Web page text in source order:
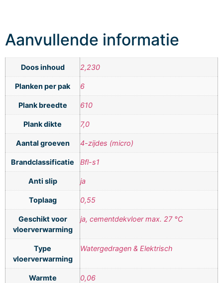
Aanvullende informatie
Doos inhoud 2,230
Planken per pak 6
Plank breedte 610
Plank dikte 7,0
Aantal groeven 4-zijdes (micro)
Brandclassificatie Bfl-s1
Anti slip ja
Toplaag 0,55
Geschikt voor
vloerverwarming
ja, cementdekvloer max. 27 °C
Type
vloerverwarming
Watergedragen & Elektrisch
Warmte
0,06